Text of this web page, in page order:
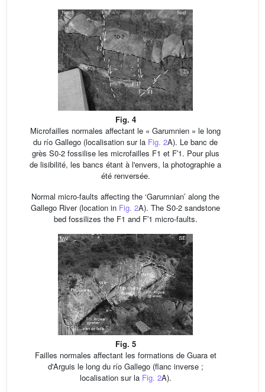
Fig. 4
Microfailles normales affectant le « Garumnien » le long
du río Gallego (localisation sur la Fig. 2A). Le banc de
grès S0-2 fossilise les microfailles F1 et F′1. Pour plus
de lisibilité, les bancs étant à l'envers, la photographie a
été renversée.
Normal micro-faults affecting the ‘Garumnian’ along the
Gallego River (location in Fig. 2A). The S0-2 sandstone
bed fossilizes the F1 and F′1 micro-faults.
Fig. 5
Failles normales affectant les formations de Guara et
d'Arguis le long du río Gallego (flanc inverse ;
localisation sur la Fig. 2A).